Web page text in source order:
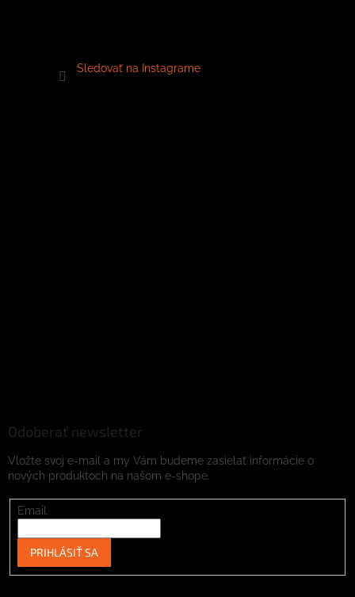
Sledovať na Instagrame
Odoberať newsletter
Vložte svoj e-mail a my Vám budeme zasielať informácie o
nových produktoch na našom e-shope.
Email
PRIHLÁSIŤ SA